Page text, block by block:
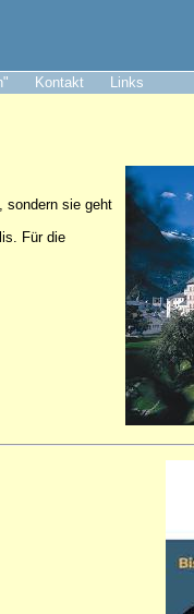
Kontakt Links
sondern sie geht
Für die